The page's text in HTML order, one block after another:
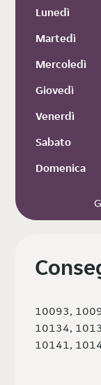
Lunedì
Martedì
Mercoledì
Giovedì
Venerdì
Sabato
Domenica
10093,
10134,
10141,